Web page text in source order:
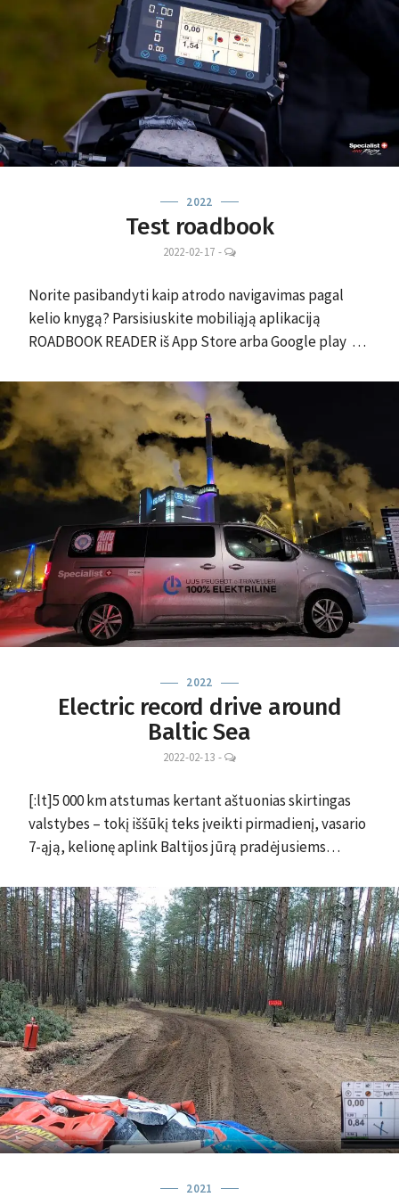
2022
Test roadbook
2022-02-17 -
LEAVE
Norite pasibandyti kaip atrodo navigavimas pagal
kelio knygą? Parsisiuskite mobiliąją aplikaciją
ROADBOOK READER iš App Store arba Google play …
2022
Electric record drive around
Baltic Sea
2022-02-13 -
LEAVE
[:lt]5 000 km atstumas kertant aštuonias skirtingas
valstybes – tokį iššūkį teks įveikti pirmadienį, vasario
7-ąją, kelionę aplink Baltijos jūrą pradėjusiems…
2021